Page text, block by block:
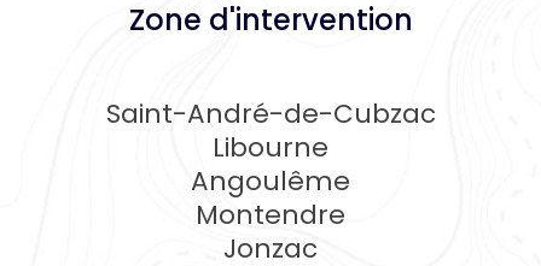
Zone d'intervention
Saint-André-de-Cubzac
Libourne
Angoulême
Montendre
Jonzac